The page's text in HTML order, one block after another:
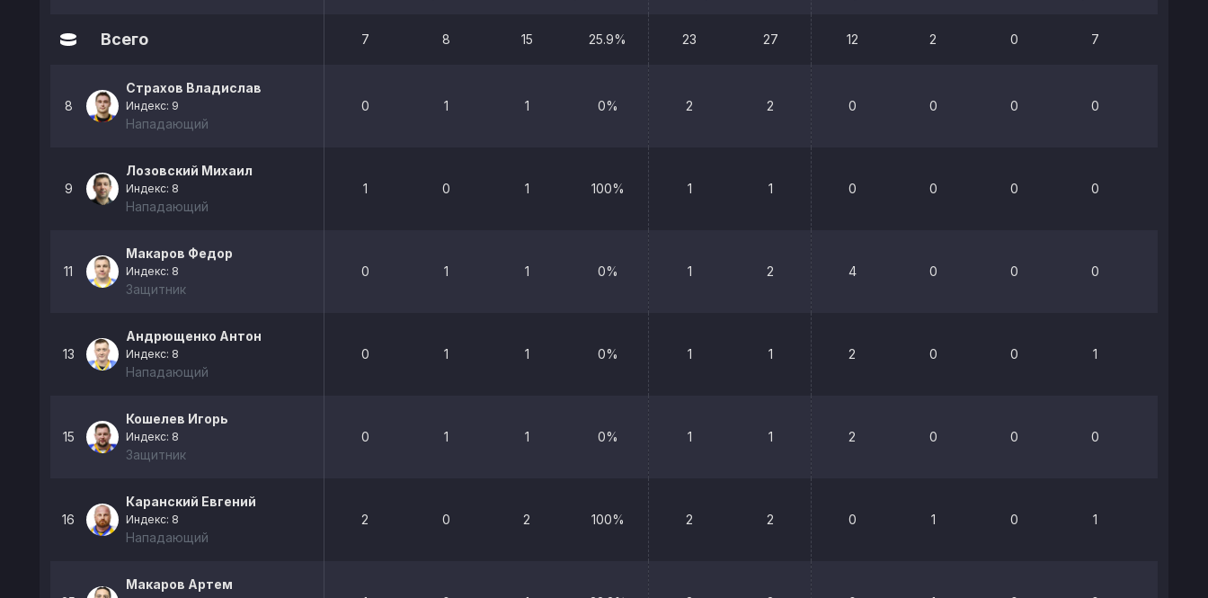
Всего 7 8 15 25.9% 23 27 12 2 0 7
8
Страхов Владислав
Индекс: 9
Нападающий
0 1 1 0% 2 2 0 0 0 0
9
Лозовский Михаил
Индекс: 8
Нападающий
1 0 1 100% 1 1 0 0 0 0
11
Макаров Федор
Индекс: 8
Защитник
0 1 1 0% 1 2 4 0 0 0
13
Андрющенко Антон
Индекс: 8
Нападающий
0 1 1 0% 1 1 2 0 0 1
15
Кошелев Игорь
Индекс: 8
Защитник
0 1 1 0% 1 1 2 0 0 0
16
Каранский Евгений
Индекс: 8
Нападающий
2 0 2 100% 2 2 0 1 0 1
Макаров Артем